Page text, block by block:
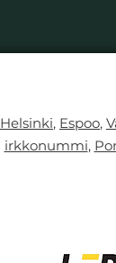
Helsinki, Espoo,
irkkonummi,